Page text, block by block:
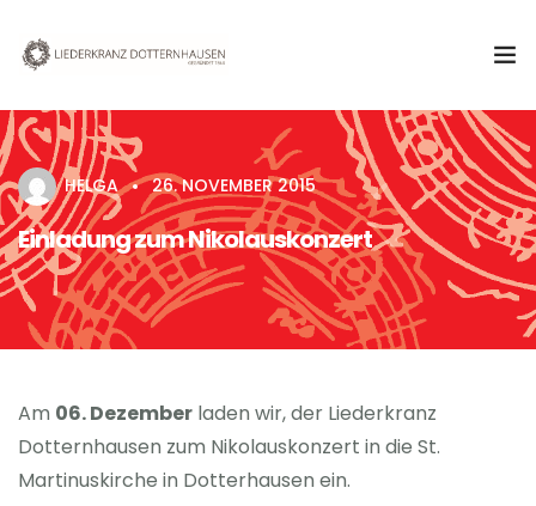
Aktuelles
Verein
Chor
Termine & Veranstaltungen
HELGA 26. NOVEMBER 2015
Einladung zum Nikolauskonzert
Am 06. Dezember laden wir, der Liederkranz
Dotternhausen zum Nikolauskonzert in die St.
Martinuskirche in Dotterhausen ein.